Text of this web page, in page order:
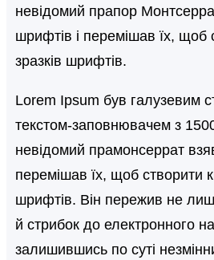
невідомий прапор
шрифтів і перемішав їх, щоб
зразків шрифтів.
Lorem Ipsum був галузевим
текстом-заповнювачем з
невідомий прамонсеррат
перемішав їх, щоб створити
шрифтів. Він пережив не
й стрибок до електронного
залишившись по суті